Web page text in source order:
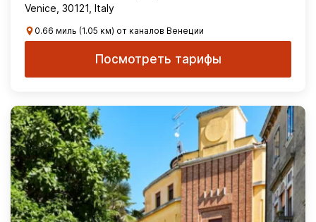
Venice, 30121, Italy
0.66 миль (1.05 км) от каналов Венеции
Посмотреть тарифы